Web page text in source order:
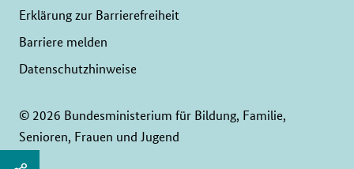
Seitenleiste:
© 2026 Bundesministerium für Bildung, Familie,
Senioren, Frauen und Jugend
Service
Erklärung zur Barrierefreiheit
Barriere melden
Datenschutzhinweise